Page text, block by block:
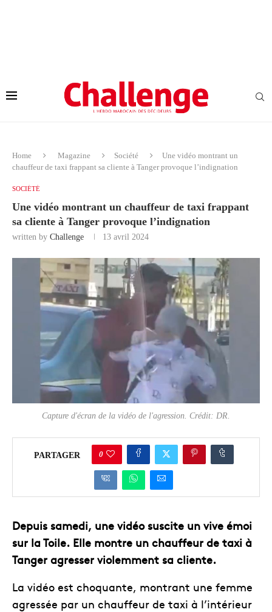
Home Magazine Société
Une vidéo montrant un
chauffeur de taxi frappant sa cliente à Tanger provoque l’indignation
SOCIÉTÉ
Une vidéo montrant un chauffeur de taxi frappant
sa cliente à Tanger provoque l’indignation
written by Challenge 13 avril 2024
Capture d'écran de la vidéo de l'agression. Crédit: DR.
PARTAGER 0
Depuis samedi, une vidéo suscite un vive émoi
sur la Toile. Elle montre un chauffeur de taxi à
Tanger agresser violemment sa cliente.
La vidéo est choquante, montrant une femme
agressée par un chauffeur de taxi à l’intérieur